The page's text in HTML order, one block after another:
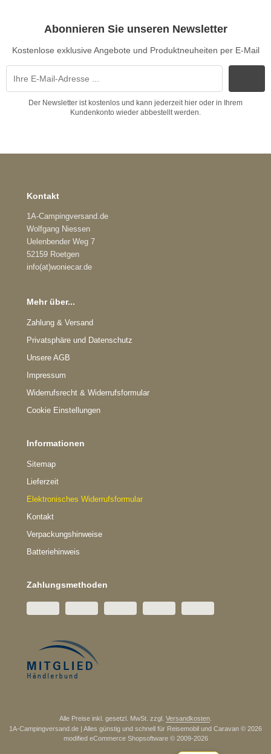
Abonnieren Sie unseren Newsletter
Kostenlose exklusive Angebote und Produktneuheiten per E-Mail
Der Newsletter ist kostenlos und kann jederzeit hier oder in Ihrem
Kundenkonto wieder abbestellt werden.
Kontakt
1A-Campingversand.de
Wolfgang Niessen
Uelenbender Weg 7
52159 Roetgen
info(at)woniecar.de
Mehr über...
Zahlung & Versand
Privatsphäre und Datenschutz
Unsere AGB
Impressum
Widerrufsrecht & Widerrufsformular
Cookie Einstellungen
Informationen
Sitemap
Lieferzeit
Elektronisches Widerrufsformular
Kontakt
Verpackungshinweise
Batteriehinweis
Zahlungsmethoden
Alle Preise inkl. gesetzl. MwSt. zzgl. Versandkosten
1A-Campingversand.de | Alles günstig und schnell für Reisemobil und Caravan © 2026
modified eCommerce Shopsoftware © 2009-2026